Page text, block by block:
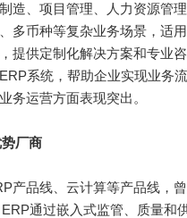
、项目管理、人力资源管
多币种等复杂业务场景，适
提供定制化解决方案和专业
系统，帮助企业实现业务
务运营方面表现突出。
厂商
品线、云计算等产品线，
通过嵌入式监管、质量和